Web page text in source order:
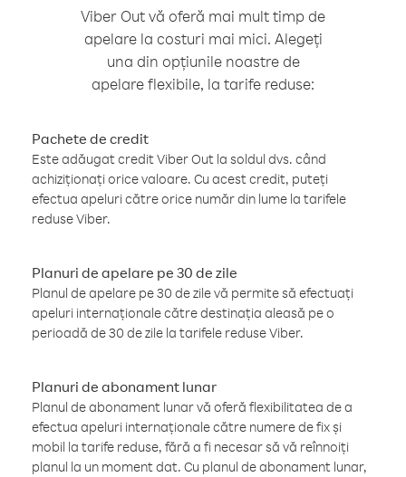
Viber Out vă oferă mai mult timp de
apelare la costuri mai mici. Alegeți
una din opțiunile noastre de
apelare flexibile, la tarife reduse:
Pachete de credit
Este adăugat credit Viber Out la soldul dvs. când
achiziționați orice valoare. Cu acest credit, puteți
efectua apeluri către orice număr din lume la tarifele
reduse Viber.
Planuri de apelare pe 30 de zile
Planul de apelare pe 30 de zile vă permite să efectuați
apeluri internaționale către destinația aleasă pe o
perioadă de 30 de zile la tarifele reduse Viber.
Planuri de abonament lunar
Planul de abonament lunar vă oferă flexibilitatea de a
efectua apeluri internaționale către numere de fix și
mobil la tarife reduse, fără a fi necesar să vă reînnoiți
planul la un moment dat. Cu planul de abonament lunar,